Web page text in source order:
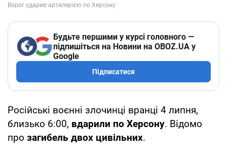
Будьте першими у курсі головного —
підпишіться на Новини на OBOZ.UA у
Google
Підписатися
Російські воєнні злочинці вранці 4 липня,
близько 6:00, вдарили по Херсону. Відомо
про загибель двох цивільних.